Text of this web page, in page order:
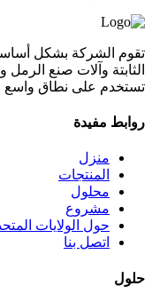
تقوم الشركة بشكل
الثابتة وآلات صنع
تستخدم على نطاق واسع
روابط مفيدة
منزل
المنتجات
محلول
مشروع
حول الولايات
اتصل بنا
حلول